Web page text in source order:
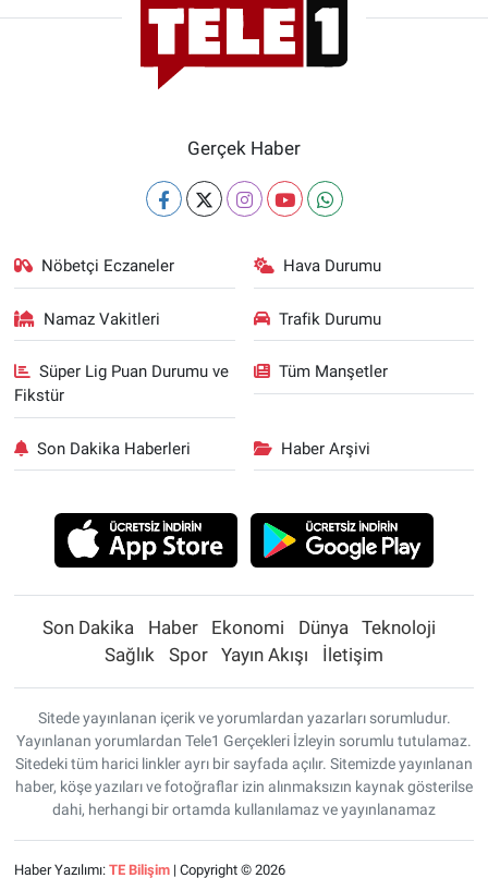
Gerçek Haber
Nöbetçi Eczaneler Hava Durumu
Namaz Vakitleri Trafik Durumu
Süper Lig Puan Durumu ve
Fikstür
Tüm Manşetler
Son Dakika Haberleri Haber Arşivi
Son Dakika Haber Ekonomi Dünya
Teknoloji
Sağlık
Spor Yayın Akışı İletişim
Sitede yayınlanan içerik ve yorumlardan yazarları sorumludur.
Yayınlanan yorumlardan Tele1 Gerçekleri İzleyin sorumlu tutulamaz.
Sitedeki tüm harici linkler ayrı bir sayfada açılır. Sitemizde yayınlanan
haber, köşe yazıları ve fotoğraflar izin alınmaksızın kaynak gösterilse
dahi, herhangi bir ortamda kullanılamaz ve yayınlanamaz
Haber Yazılımı: TE Bilişim| Copyright © 2026